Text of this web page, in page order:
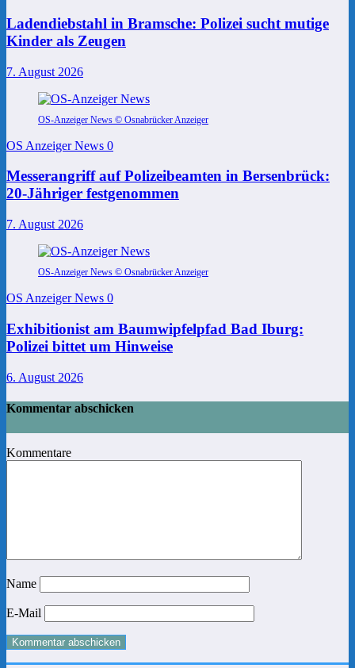
Ladendiebstahl in Bramsche: Polizei sucht mutige
Kinder als Zeugen
7. August 2026
OS-Anzeiger News © Osnabrücker Anzeiger
OS Anzeiger News 0
Messerangriff auf Polizeibeamten in Bersenbrück:
20-Jähriger festgenommen
7. August 2026
OS-Anzeiger News © Osnabrücker Anzeiger
OS Anzeiger News 0
Exhibitionist am Baumwipfelpfad Bad Iburg:
Polizei bittet um Hinweise
6. August 2026
Kommentar abschicken
Kommentare
Name
E-Mail